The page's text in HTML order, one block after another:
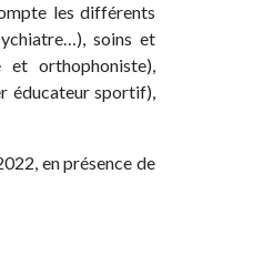
les différents
soins et
et orthophoniste),
éducateur sportif),
en présence de